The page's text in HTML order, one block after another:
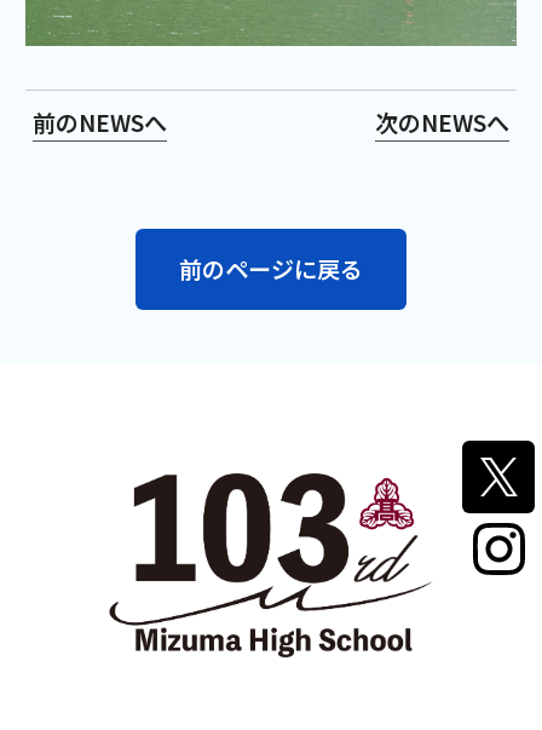
前のNEWSへ 次のNEWSへ
前のページに戻る